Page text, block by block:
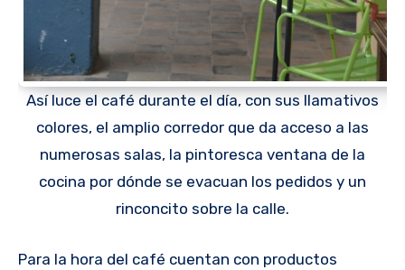
Así luce el café durante el día, con sus llamativos
colores, el amplio corredor que da acceso a las
numerosas salas, la pintoresca ventana de la
cocina por dónde se evacuan los pedidos y un
rinconcito sobre la calle.
Para la hora del café cuentan con productos